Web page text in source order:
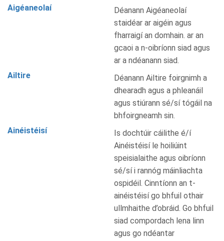
Aigéaneolaí
Déanann Aigéaneolaí
staidéar ar aigéin agus
fharraigí an domhain. ar an
gcaoi a n-oibríonn siad agus
ar a ndéanann siad.
Ailtire
Déanann Ailtire foirgnimh a
dhearadh agus a phleanáil
agus stiúrann sé/sí tógáil na
bhfoirgneamh sin.
Ainéistéisí
Is dochtúir cáilithe é/í
Ainéistéisí le hoiliúint
speisialaithe agus oibríonn
sé/sí i rannóg máinliachta
ospidéil. Cinntíonn an t-
ainéistéisí go bhfuil othair
ullmhaithe d’obráid. Go bhfuil
siad compordach lena linn
agus go ndéantar